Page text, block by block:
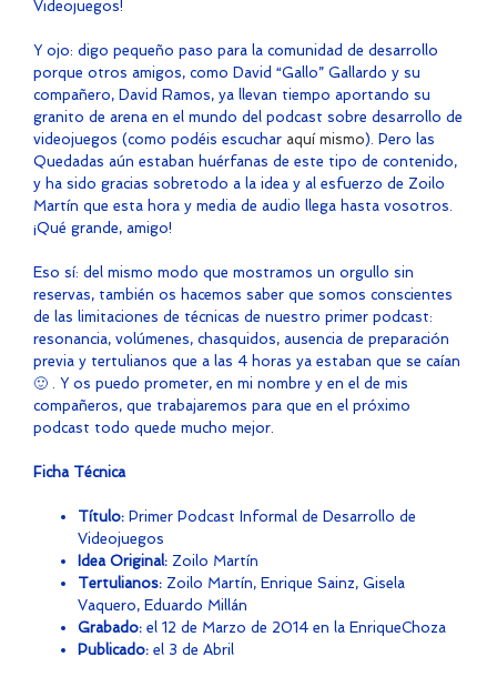
Videojuegos!
Y ojo: digo pequeño paso para la comunidad de desarrollo
porque otros amigos, como David “Gallo” Gallardo y su
compañero, David Ramos, ya llevan tiempo aportando su
granito de arena en el mundo del podcast sobre desarrollo de
videojuegos (como podéis escuchar aquí mismo). Pero las
Quedadas aún estaban huérfanas de este tipo de contenido,
y ha sido gracias sobretodo a la idea y al esfuerzo de Zoilo
Martín que esta hora y media de audio llega hasta vosotros.
¡Qué grande, amigo!
Eso sí: del mismo modo que mostramos un orgullo sin
reservas, también os hacemos saber que somos conscientes
de las limitaciones de técnicas de nuestro primer podcast:
resonancia, volúmenes, chasquidos, ausencia de preparación
previa y tertulianos que a las 4 horas ya estaban que se caían
🙂 . Y os puedo prometer, en mi nombre y en el de mis
compañeros, que trabajaremos para que en el próximo
podcast todo quede mucho mejor.
Ficha Técnica
Título: Primer Podcast Informal de Desarrollo de
Videojuegos
Idea Original: Zoilo Martín
Tertulianos: Zoilo Martín, Enrique Sainz, Gisela
Vaquero, Eduardo Millán
Grabado: el 12 de Marzo de 2014 en la EnriqueChoza
Publicado: el 3 de Abril